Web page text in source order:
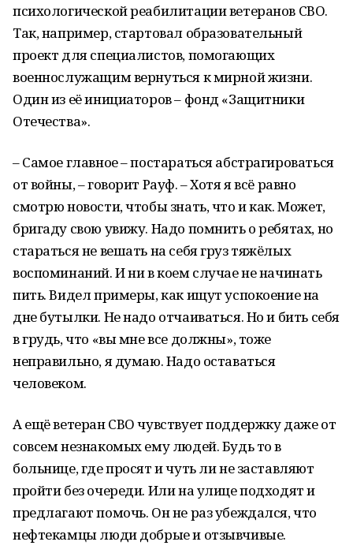
психологической реабилитации ветеранов СВО.
Так, например, стартовал образовательный
проект для специалистов, помогающих
военнослужащим вернуться к мирной жизни.
Один из её инициаторов – фонд «Защитники
Отечества».
– Самое главное – постараться абстрагироваться
от войны, – говорит Рауф. – Хотя я всё равно
смотрю новости, чтобы знать, что и как. Может,
бригаду свою увижу. Надо помнить о ребятах, но
стараться не вешать на себя груз тяжёлых
воспоминаний. И ни в коем случае не начинать
пить. Видел примеры, как ищут успокоение на
дне бутылки. Не надо отчаиваться. Но и бить себя
в грудь, что «вы мне все должны», тоже
неправильно, я думаю. Надо оставаться
человеком.
А ещё ветеран СВО чувствует поддержку даже от
совсем незнакомых ему людей. Будь то в
больнице, где просят и чуть ли не заставляют
пройти без очереди. Или на улице подходят и
предлагают помочь. Он не раз убеждался, что
нефтекамцы люди добрые и отзывчивые.